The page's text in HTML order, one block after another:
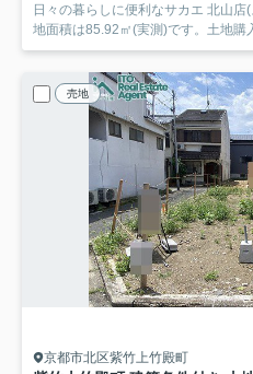
日々の暮らしに便利なサカエ 北山
地面積は85.92㎡(実測)です。土地購
売地
京都市北区紫竹上竹殿町